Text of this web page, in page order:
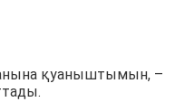
қуаныштымын, –